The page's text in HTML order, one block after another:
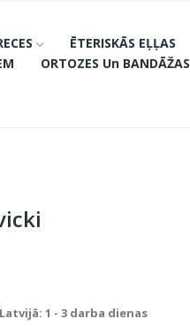
ĒTERISKĀS EĻĻAS
ORTOZES Un BANDĀŽAS
Latvijā: 1 - 3 darba dienas